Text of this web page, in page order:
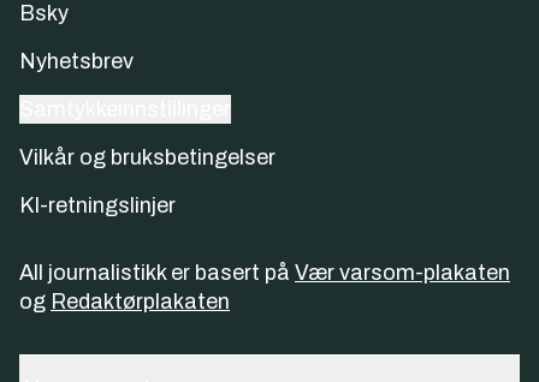
Bsky
Nyhetsbrev
Vilkår og bruksbetingelser
KI-retningslinjer
All journalistikk er basert på Vær varsom-plakaten
og Redaktørplakaten